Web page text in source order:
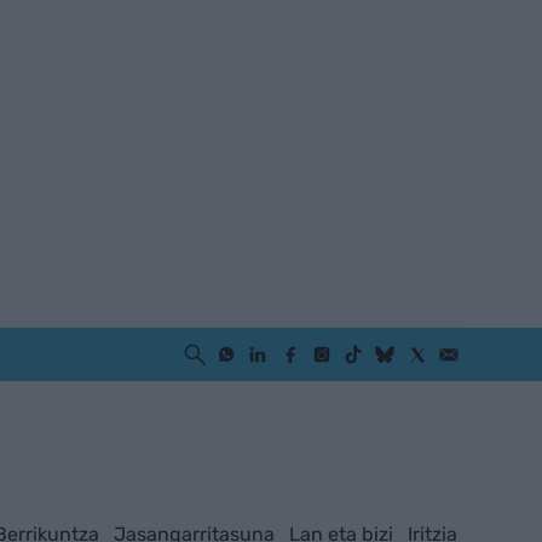
Jasangarritasuna Lan eta bizi Iritzia